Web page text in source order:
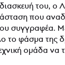
του, ο
που
συγγραφέα.
το φάσμα της
ομάδα να